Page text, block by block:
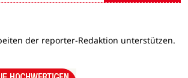
der reporter-Redaktion unterstützen.